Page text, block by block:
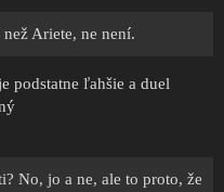
Ariete, ne není.
podstatne ľahšie a duel
No, jo a ne, ale to proto, že